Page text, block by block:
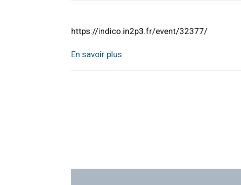
https://indico.in2p3.fr/event/32377/
En savoir plus